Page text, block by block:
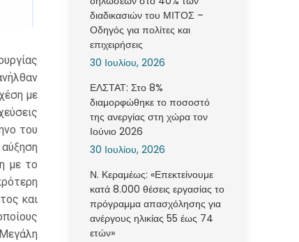
με
του
με το
και
διαδικασιών του ΜΙΤΟΣ –
Οδηγός για πολίτες και
επιχειρήσεις
30 Ιουλίου, 2026
ΕΛΣΤΑΤ: Στο 8%
διαμορφώθηκε το ποσοστό
της ανεργίας στη χώρα τον
Ιούνιο 2026
30 Ιουλίου, 2026
Ν. Κεραμέως: «Επεκτείνουμε
κατά 8.000 θέσεις εργασίας το
πρόγραμμα απασχόλησης για
ανέργους ηλικίας 55 έως 74
ετών»